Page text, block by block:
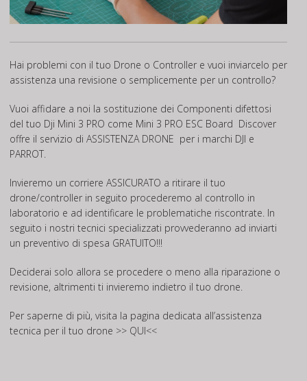
Hai problemi con il tuo Drone o Controller e vuoi inviarcelo per
assistenza una revisione o semplicemente per un controllo?
Vuoi affidare a noi la sostituzione dei Componenti difettosi
del tuo Dji Mini 3 PRO come Mini 3 PRO ESC Board Discover
offre il servizio di ASSISTENZA DRONE per i marchi DJI e
PARROT.
Invieremo un corriere ASSICURATO a ritirare il tuo
drone/controller in seguito procederemo al controllo in
laboratorio e ad identificare le problematiche riscontrate. In
seguito i nostri tecnici specializzati provvederanno ad inviarti
un preventivo di spesa GRATUITO!!!
Deciderai solo allora se procedere o meno alla riparazione o
revisione, altrimenti ti invieremo indietro il tuo drone.
Per saperne di più, visita la pagina dedicata all’assistenza
tecnica per il tuo drone >> QUI<<